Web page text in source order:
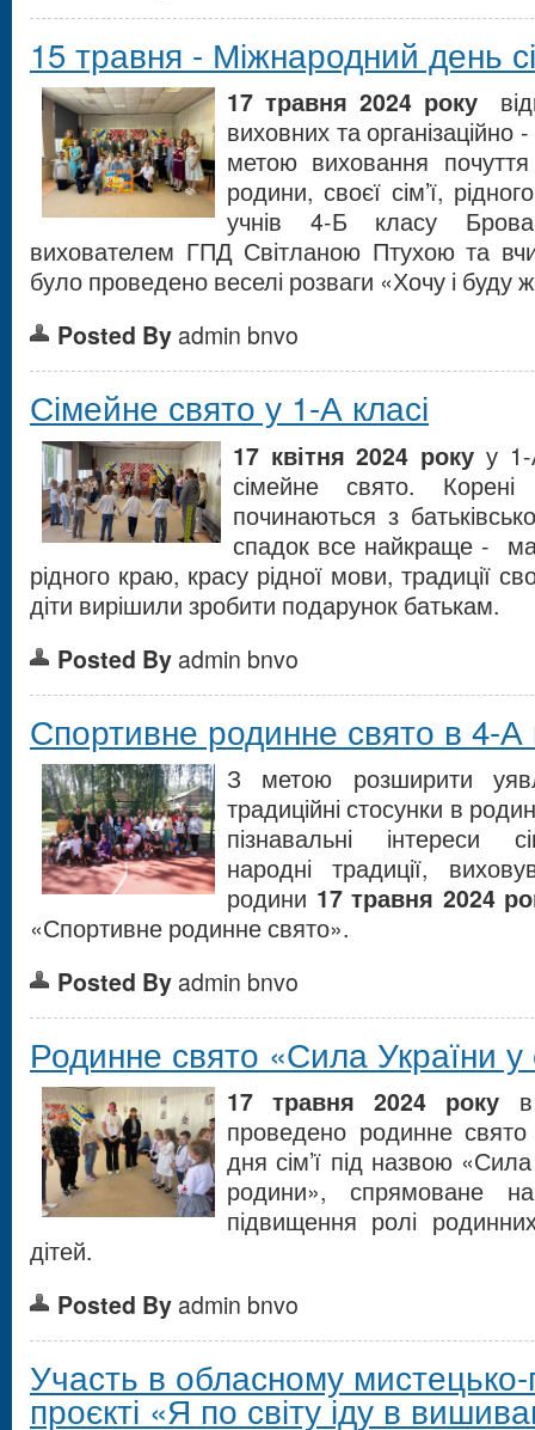
15 травня - Міжнародний день
17 травня 2024 року
виховних та організаційно
метою виховання
родини, своєї сім’ї,
учнів 4-Б класу
вихователем ГПД Світланою Птухою та
було проведено веселі розваги «Хочу і буду
Posted By admin bnvo
Сімейне свято у 1-А класі
17 квітня 2024 року у 1-
сімейне свято.
починаються з
спадок все найкраще -
рідного краю, красу рідної мови, традиції
діти вирішили зробити подарунок батькам.
Posted By admin bnvo
Спортивне родинне свято в 4-А
З метою розширити
традиційні стосунки в
пізнавальні інтереси
народні традиції,
родини 17 травня 2024
«Спортивне родинне свято».
Posted By admin bnvo
Родинне свято «Сила України у
17 травня 2024 року
проведено родинне
дня сім’ї під назвою
родини», спрямоване
підвищення ролі
дітей.
Posted By admin bnvo
Участь в обласному мистецько-
проєкті «Я по світу іду в